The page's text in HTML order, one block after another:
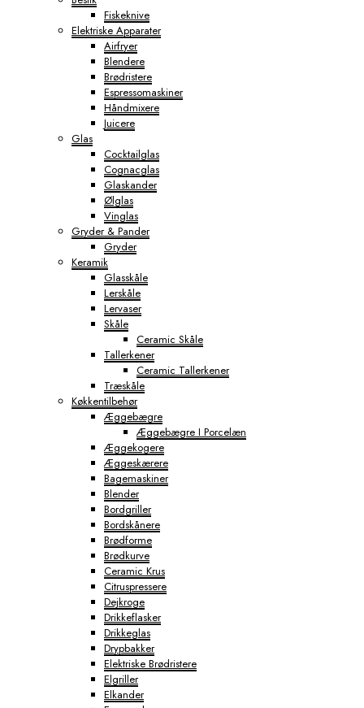
Fiskeknive
Elektriske Apparater
Airfryer
Blendere
Brødristere
Espressomaskiner
Håndmixere
Juicere
Glas
Cocktailglas
Cognacglas
Glaskander
Ølglas
Vinglas
Gryder & Pander
Gryder
Keramik
Glasskåle
Lerskåle
Lervaser
Skåle
Ceramic Skåle
Tallerkener
Ceramic Tallerkener
Træskåle
Køkkentilbehør
Æggebægre
Æggebægre I Porcelæn
Æggekogere
Æggeskærere
Bagemaskiner
Blender
Bordgriller
Bordskånere
Brødforme
Brødkurve
Ceramic Krus
Citruspressere
Dejkroge
Drikkeflasker
Drikkeglas
Drypbakker
Elektriske Brødristere
Elgriller
Elkander